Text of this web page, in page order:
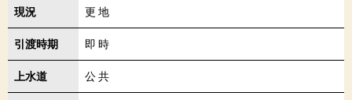
現況 更地
引渡時期 即時
上水道 公共